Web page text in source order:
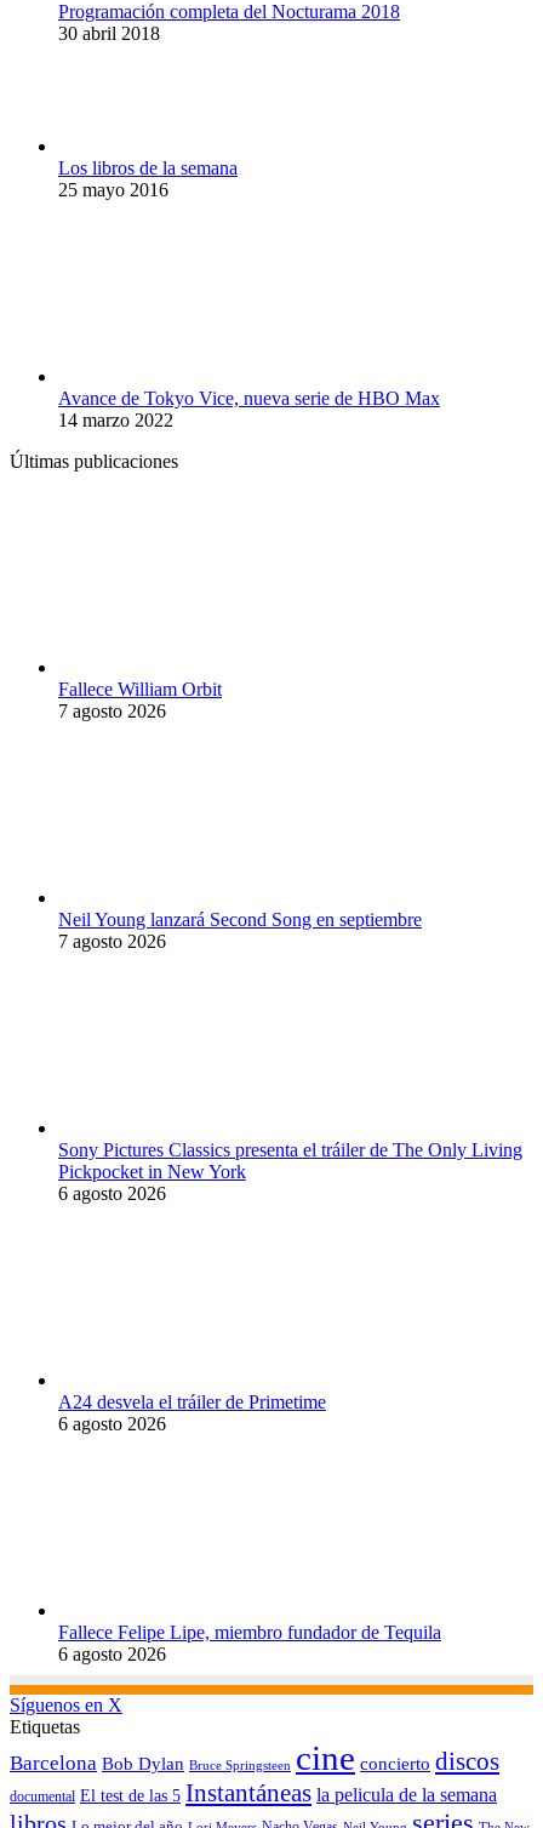
Programación completa del Nocturama 2018
30 abril 2018
Los libros de la semana
25 mayo 2016
Avance de Tokyo Vice, nueva serie de HBO Max
14 marzo 2022
Últimas publicaciones
Fallece William Orbit
7 agosto 2026
Neil Young lanzará Second Song en septiembre
7 agosto 2026
Sony Pictures Classics presenta el tráiler de The Only Living
Pickpocket in New York
6 agosto 2026
A24 desvela el tráiler de Primetime
6 agosto 2026
Fallece Felipe Lipe, miembro fundador de Tequila
6 agosto 2026
Síguenos en X
Etiquetas
Barcelona Bob Dylan Bruce Springsteen cine concierto discos
documental El test de las 5 Instantáneas la pelicula de la semana